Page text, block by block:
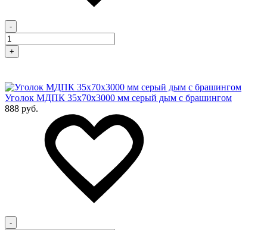
-
+
Уголок МДПК 35x70х3000 мм серый дым с брашингом
888 руб.
-